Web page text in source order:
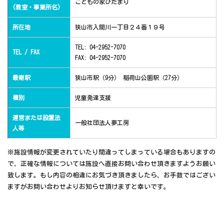
(教室・事業所名)
こどもの家ひだまり
所在地 狭山市入間川一丁目２４番１９号
TEL / FAX
TEL: 04-2952-7070
FAX: 04-2952-7070
最寄駅 狭山市駅（9分） 稲荷山公園駅（27分）
種別 児童発達支援
運営または設置法
人等
一般社団法人夢工房
※施設情報が変更されていたり間違ってしまっている場合もありますの
で、正確な情報については施設へ直接お問い合わせ頂きますようお願い
致します。もし内容の相違にお気づき頂きましたら、お手数ではござい
ますがお問い合わせよりお知らせ頂けますと幸いです。